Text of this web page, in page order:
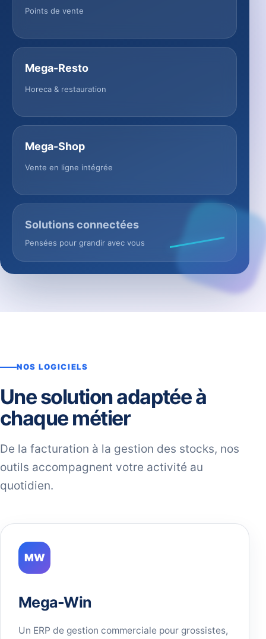
Points de vente
Mega-Resto
Horeca & restauration
Mega-Shop
Vente en ligne intégrée
Solutions connectées
Pensées pour grandir avec vous
NOS LOGICIELS
Une solution adaptée à
chaque métier
De la facturation à la gestion des stocks, nos
outils accompagnent votre activité au
quotidien.
MW
Mega-Win
Un ERP de gestion commerciale pour grossistes,